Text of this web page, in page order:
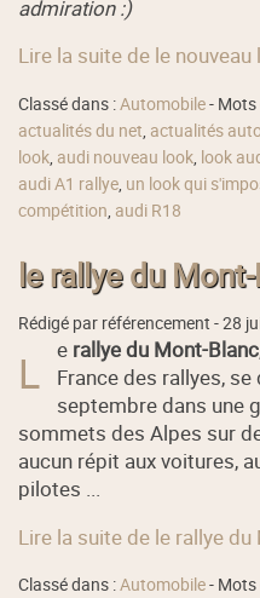
admiration :)
Lire la suite de le
Classé dans :Automobile- Mots
actualités du net, actualités
look, audi nouveau look, look
audi A1 rallye, un look qui
compétition, audi R18
le rallye du
Rédigé par référencement -28
L e rallye du Mont-Blanc
France des rallyes,
septembre dans une
sommets des Alpes sur
aucun répit aux voitures,
pilotes ...
Lire la suite de le rallye
Classé dans :Automobile- Mots